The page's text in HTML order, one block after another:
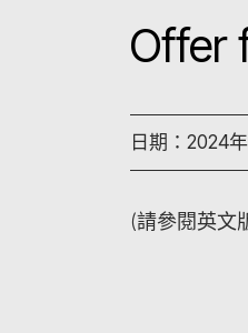
Offer
日期：2024
(請參閱英文